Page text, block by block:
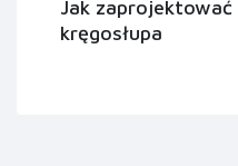
Jak zaprojektować
kręgosłupa